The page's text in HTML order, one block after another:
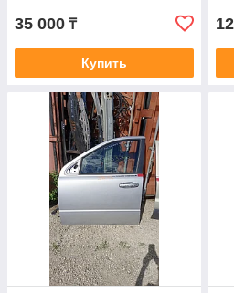
35 000 ₸
Купить